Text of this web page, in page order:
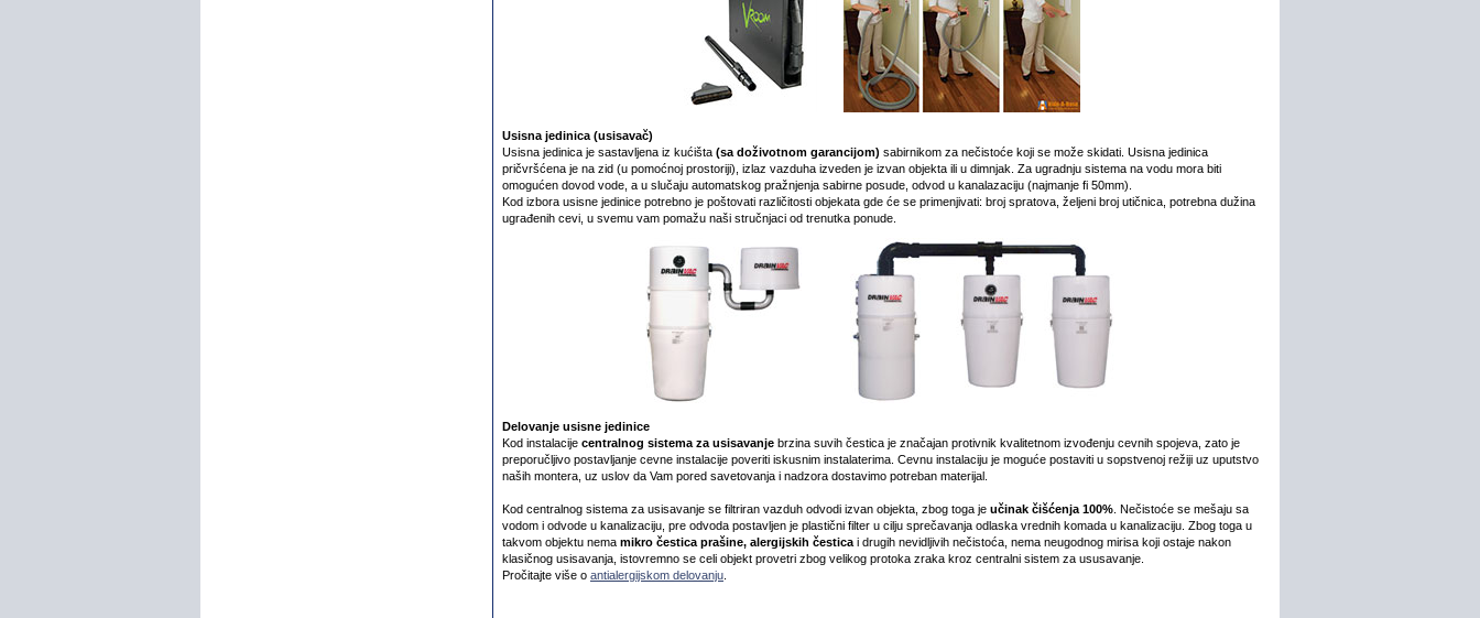
Usisna jedinica (usisavač)
Usisna jedinica je sastavljena iz kućišta (sa doživotnom garancijom) sabirnikom za nečistoće koji se može skidati. Usisna jedinica
pričvršćena je na zid (u pomoćnoj prostoriji), izlaz vazduha izveden je izvan objekta ili u dimnjak. Za ugradnju sistema na vodu mora biti
omogućen dovod vode, a u slučaju automatskog pražnjenja sabirne posude, odvod u kanalazaciju (najmanje fi 50mm).
Kod izbora usisne jedinice potrebno je poštovati različitosti objekata gde će se primenjivati: broj spratova, željeni broj utičnica, potrebna dužina
ugrađenih cevi, u svemu vam pomažu naši stručnjaci od trenutka ponude.
Delovanje usisne jedinice
Kod instalacije centralnog sistema za usisavanje brzina suvih čestica je značajan protivnik kvalitetnom izvođenju cevnih spojeva, zato je
preporučljivo postavljanje cevne instalacije poveriti iskusnim instalaterima. Cevnu instalaciju je moguće postaviti u sopstvenoj režiji uz uputstvo
naših montera, uz uslov da Vam pored savetovanja i nadzora dostavimo potreban materijal.
Kod centralnog sistema za usisavanje se filtriran vazduh odvodi izvan objekta, zbog toga je učinak čišćenja 100% . Nečistoće se mešaju sa
vodom i odvode u kanalizaciju, pre odvoda postavljen je plastični filter u cilju sprečavanja odlaska vrednih komada u kanalizaciju. Zbog toga u
takvom objektu nema mikro čestica prašine, alergijskih čestica i drugih nevidljivih nečistoća, nema neugodnog mirisa koji ostaje nakon
klasičnog usisavanja, istovremno se celi objekt provetri zbog velikog protoka zraka kroz centralni sistem za ususavanje.
Pročitajte više o antialergijskom delovanju